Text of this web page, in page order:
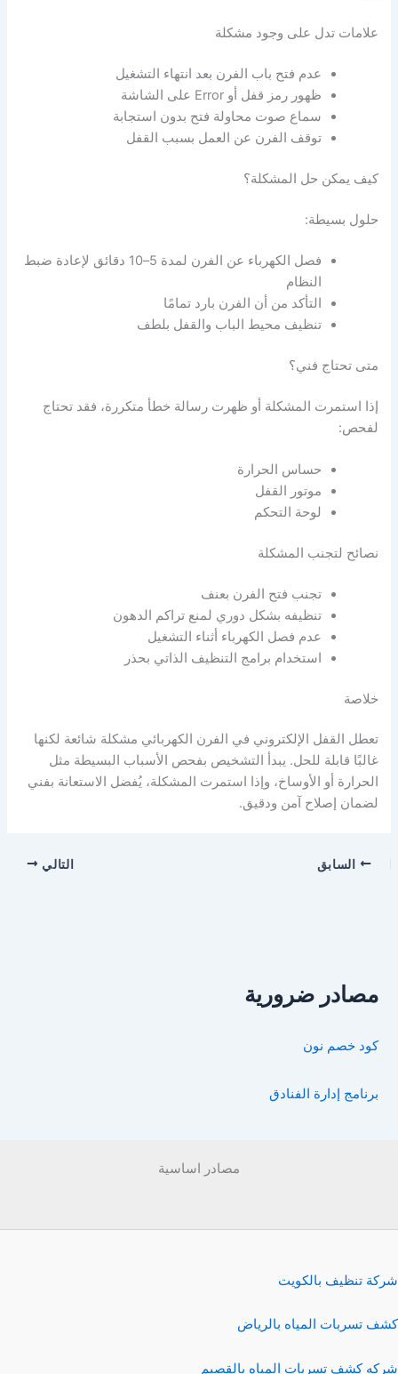
علامات تدل على وجود مشكلة
عدم فتح باب الفرن بعد انتهاء التشغيل
ظهور رمز قفل أو Error على الشاشة
سماع صوت محاولة فتح بدون استجابة
توقف الفرن عن العمل بسبب القفل
كيف يمكن حل المشكلة؟
حلول بسيطة:
فصل الكهرباء عن الفرن لمدة 5–10 دقائق لإعادة ضبط
النظام
التأكد من أن الفرن بارد تمامًا
تنظيف محيط الباب والقفل بلطف
متى تحتاج فني؟
إذا استمرت المشكلة أو ظهرت رسالة خطأ متكررة، فقد تحتاج
لفحص:
حساس الحرارة
موتور القفل
لوحة التحكم
نصائح لتجنب المشكلة
تجنب فتح الفرن بعنف
تنظيفه بشكل دوري لمنع تراكم الدهون
عدم فصل الكهرباء أثناء التشغيل
استخدام برامج التنظيف الذاتي بحذر
خلاصة
تعطل القفل الإلكتروني في الفرن الكهربائي مشكلة شائعة لكنها
غالبًا قابلة للحل. يبدأ التشخيص بفحص الأسباب البسيطة مثل
الحرارة أو الأوساخ، وإذا استمرت المشكلة، يُفضل الاستعانة بفني
لضمان إصلاح آمن ودقيق.
السابق التالي
مصادر ضرورية
كود خصم نون
برنامج إدارة الفنادق
مصادر اساسية
شركة تنظيف بالكويت
كشف تسربات المياه بالرياض
شركه كشف تسربات المياه بالقصيم